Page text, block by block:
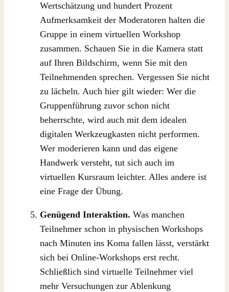
Wertschätzung und hundert Prozent
Aufmerksamkeit der Moderatoren halten die
Gruppe in einem virtuellen Workshop
zusammen. Schauen Sie in die Kamera statt
auf Ihren Bildschirm, wenn Sie mit den
Teilnehmenden sprechen. Vergessen Sie nicht
zu lächeln. Auch hier gilt wieder: Wer die
Gruppenführung zuvor schon nicht
beherrschte, wird auch mit dem idealen
digitalen Werkzeugkasten nicht performen.
Wer moderieren kann und das eigene
Handwerk versteht, tut sich auch im
virtuellen Kursraum leichter. Alles andere ist
eine Frage der Übung.
Genügend Interaktion. Was manchen
Teilnehmer schon in physischen Workshops
nach Minuten ins Koma fallen lässt, verstärkt
sich bei Online-Workshops erst recht.
Schließlich sind virtuelle Teilnehmer viel
mehr Versuchungen zur Ablenkung